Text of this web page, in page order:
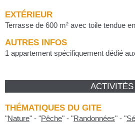
EXTÉRIEUR
Terrasse de 600 m² avec toile tendue
AUTRES INFOS
1 appartement spécifiquement dédié
ACTIVITÉS
THÉMATIQUES DU GITE
"Nature" - "Pêche" - "Randonnées" - "